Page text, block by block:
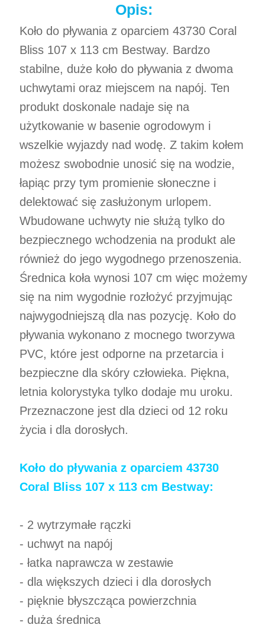
Opis:
Koło do pływania z oparciem 43730 Coral
Bliss 107 x 113 cm Bestway. Bardzo
stabilne, duże koło do pływania z dwoma
uchwytami oraz miejscem na napój. Ten
produkt doskonale nadaje się na
użytkowanie w basenie ogrodowym i
wszelkie wyjazdy nad wodę. Z takim kołem
możesz swobodnie unosić się na wodzie,
łapiąc przy tym promienie słoneczne i
delektować się zasłużonym urlopem.
Wbudowane uchwyty nie służą tylko do
bezpiecznego wchodzenia na produkt ale
również do jego wygodnego przenoszenia.
Średnica koła wynosi 107 cm więc możemy
się na nim wygodnie rozłożyć przyjmując
najwygodniejszą dla nas pozycję. Koło do
pływania wykonano z mocnego tworzywa
PVC, które jest odporne na przetarcia i
bezpieczne dla skóry człowieka. Piękna,
letnia kolorystyka tylko dodaje mu uroku.
Przeznaczone jest dla dzieci od 12 roku
życia i dla dorosłych.
Koło do pływania z oparciem 43730
Coral Bliss 107 x 113 cm Bestway:
- 2 wytrzymałe rączki
- uchwyt na napój
- łatka naprawcza w zestawie
- dla większych dzieci i dla dorosłych
- pięknie błyszcząca powierzchnia
- duża średnica